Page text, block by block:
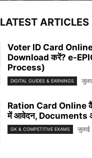
LATEST ARTICLES
Voter ID Card
Download करें? e-
Process)
DIGITAL GUIDES & EARNINGS
Ration Card Online
में आवेदन, Documents
GK & COMPETITIVE EXAMS